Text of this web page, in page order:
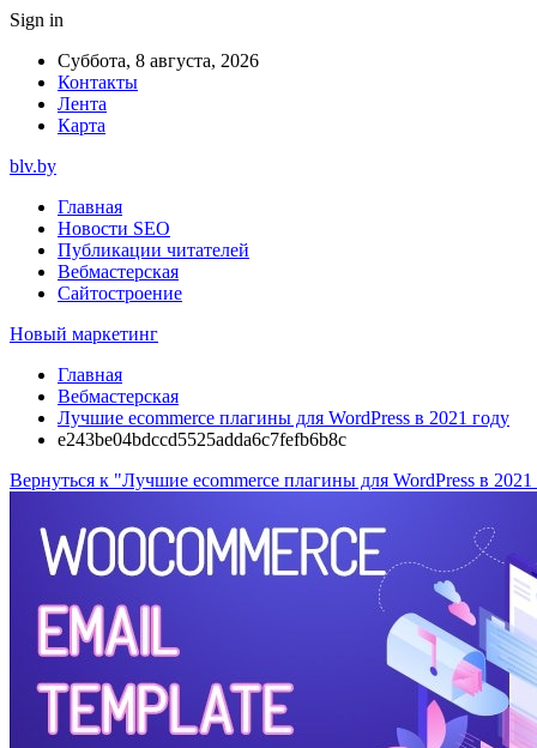
Sign in
Суббота, 8 августа, 2026
Контакты
Лента
Карта
blv.by
Главная
Новости SEO
Публикации читателей
Вебмастерская
Сайтостроение
Новый маркетинг
Главная
Вебмастерская
Лучшие ecommerce плагины для WordPress в 2021 году
e243be04bdccd5525adda6c7fefb6b8c
Вернуться к "Лучшие ecommerce плагины для WordPress в 2021